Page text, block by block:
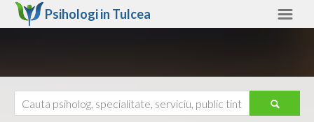
Psihologi in Tulcea
Ajutor